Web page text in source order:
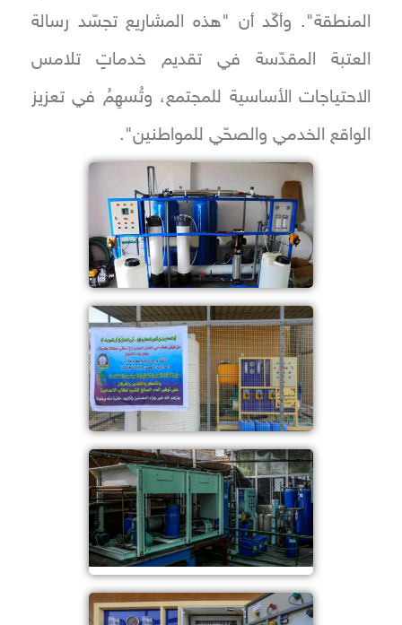
المنطقة". وأكّد أن "هذه المشاريع تجسّد رسالة
العتبة المقدّسة في تقديم خدماتٍ تلامس
الاحتياجات الأساسية للمجتمع، وتُسهِمُ في تعزيز
الواقع الخدمي والصحّي للمواطنين".